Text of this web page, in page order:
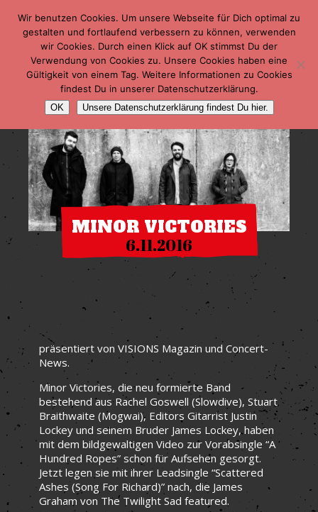
MINOR VICTORIES
6.11.2016
präsentiert von VISIONS Magazin und Concert-
News.
Minor Victories, die neu formierte Band
bestehend aus Rachel Goswell (Slowdive), Stuart
Braithwaite (Mogwai), Editors Gitarrist Justin
Lockey und seinem Bruder James Lockey, haben
mit dem bildgewaltigen Video zur Vorabsingle “A
Hundred Ropes” schon für Aufsehen gesorgt.
Jetzt legen sie mit ihrer Leadsingle “Scattered
Ashes (Song For Richard)” nach, die James
Graham von The Twilight Sad featured.
Wir benutzen Cookies. Um unsere Webseite für Dich optimal zu
gestalten und fortlaufend verbessern zu können, verwenden
wir Cookies. Durch einen Klick auf OK stimmst Du der
Verwendung von Cookies zu. Unsere Cookies haben eine
Gültigkeit von einem Tag. Weitere Informationen zu Cookies
findest Du in unserer Datenschutzerklärung.
OK Unsere Datenschutzerklärung findest Du hier.